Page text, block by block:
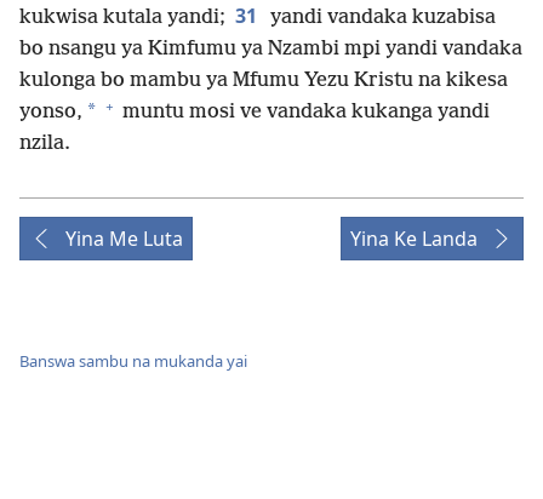
kukwisa kutala yandi; 31
yandi vandaka kuzabisa
bo nsangu ya Kimfumu ya Nzambi mpi yandi vandaka
kulonga bo mambu ya Mfumu Yezu Kristu na kikesa
yonso, * + muntu mosi ve vandaka kukanga yandi
nzila.
Yina Me Luta Yina Ke Landa
Banswa sambu na mukanda yai